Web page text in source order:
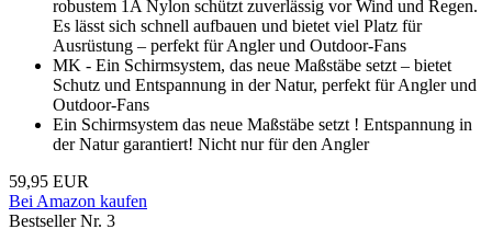
robustem 1A Nylon schützt zuverlässig vor Wind und Regen.
Es lässt sich schnell aufbauen und bietet viel Platz für
Ausrüstung – perfekt für Angler und Outdoor-Fans
MK - Ein Schirmsystem, das neue Maßstäbe setzt – bietet
Schutz und Entspannung in der Natur, perfekt für Angler und
Outdoor-Fans
Ein Schirmsystem das neue Maßstäbe setzt ! Entspannung in
der Natur garantiert! Nicht nur für den Angler
59,95 EUR
Bei Amazon kaufen
Bestseller Nr. 3